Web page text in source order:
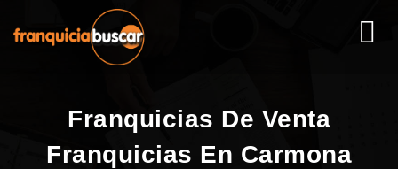
Franquicias De Venta
Franquicias En Carmona